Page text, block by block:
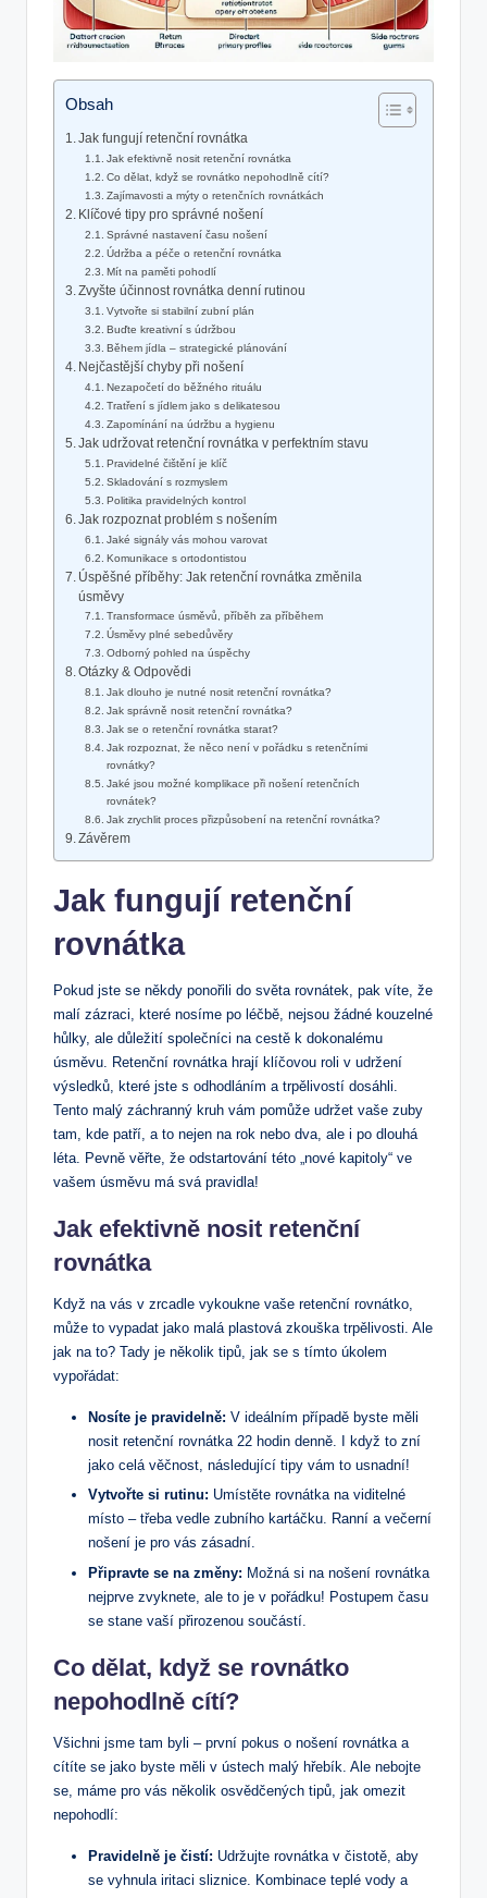
Obsah
Jak fungují retenční rovnátka
Jak efektivně nosit retenční rovnátka
Co dělat, když se rovnátko nepohodlně cítí?
Zajímavosti a mýty o retenčních rovnátkách
Klíčové tipy pro správné nošení
Správné nastavení času nošení
Údržba a péče o retenční rovnátka
Mít na paměti pohodlí
Zvyšte účinnost rovnátka denní rutinou
Vytvořte si stabilní zubní plán
Buďte kreativní s údržbou
Během jídla – strategické plánování
Nejčastější chyby při nošení
Nezapočetí do běžného rituálu
Tratření s jídlem jako s delikatesou
Zapomínání na údržbu a hygienu
Jak udržovat retenční rovnátka v perfektním stavu
Pravidelné čištění je klíč
Skladování s rozmyslem
Politika pravidelných kontrol
Jak rozpoznat problém s nošením
Jaké signály vás mohou varovat
Komunikace s ortodontistou
Úspěšné příběhy: Jak retenční rovnátka změnila
úsměvy
Transformace úsměvů, příběh za příběhem
Úsměvy plné sebedůvěry
Odborný pohled na úspěchy
Otázky & Odpovědi
Jak dlouho je nutné nosit retenční rovnátka?
Jak správně nosit retenční rovnátka?
Jak se o retenční rovnátka starat?
Jak rozpoznat, že něco není v pořádku s retenčními
rovnátky?
Jaké jsou možné komplikace při nošení retenčních
rovnátek?
Jak zrychlit proces přizpůsobení na retenční rovnátka?
Závěrem
Jak fungují retenční
rovnátka
Pokud jste se někdy ponořili do světa rovnátek, pak víte, že
malí zázraci, které nosíme po léčbě, nejsou žádné kouzelné
hůlky, ale důležití společníci na cestě k dokonalému
úsměvu. Retenční rovnátka hrají klíčovou roli v udržení
výsledků, které jste s odhodláním a trpělivostí dosáhli.
Tento malý záchranný kruh vám pomůže udržet vaše zuby
tam, kde patří, a to nejen na rok nebo dva, ale i po dlouhá
léta. Pevně věřte, že odstartování této „nové kapitoly“ ve
vašem úsměvu má svá pravidla!
Jak efektivně nosit retenční
rovnátka
Když na vás v zrcadle vykoukne vaše retenční rovnátko,
může to vypadat jako malá plastová zkouška trpělivosti. Ale
jak na to? Tady je několik tipů, jak se s tímto úkolem
vypořádat:
Nosíte je pravidelně: V ideálním případě byste měli
nosit retenční rovnátka 22 hodin denně. I když to zní
jako celá věčnost, následující tipy vám to usnadní!
Vytvořte si rutinu: Umístěte rovnátka na viditelné
místo – třeba vedle zubního kartáčku. Ranní a večerní
nošení je pro vás zásadní.
Připravte se na změny: Možná si na nošení rovnátka
nejprve zvyknete, ale to je v pořádku! Postupem času
se stane vaší přirozenou součástí.
Co dělat, když se rovnátko
nepohodlně cítí?
Všichni jsme tam byli – první pokus o nošení rovnátka a
cítíte se jako byste měli v ústech malý hřebík. Ale nebojte
se, máme pro vás několik osvědčených tipů, jak omezit
nepohodlí:
Pravidelně je čistí: Udržujte rovnátka v čistotě, aby
se vyhnula iritaci sliznice. Kombinace teplé vody a